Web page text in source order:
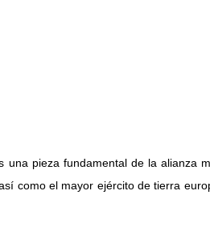
pieza fundamental de la alianza
como el mayor ejército de tierra